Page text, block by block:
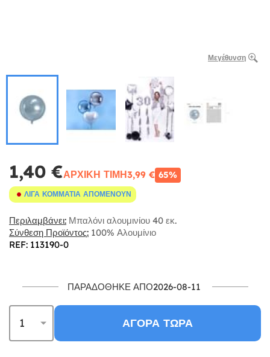
Μεγέθυνση
1,40 €ΑΡΧΙΚΉ ΤΙΜΉ3,99 € 65%
ΛΊΓΑ ΚΟΜΜΆΤΙΑ ΑΠΟΜΈΝΟΥΝ
Περιλαμβάνει: Μπαλόνι αλουμινίου 40 εκ.
Σύνθεση Προϊόντος: 100% Αλουμίνιο
REF: 113190-0
ΠΑΡΑΔΌΘΗΚΕ ΑΠΌ2026-08-11
ΑΓΟΡΆ ΤΏΡΑ